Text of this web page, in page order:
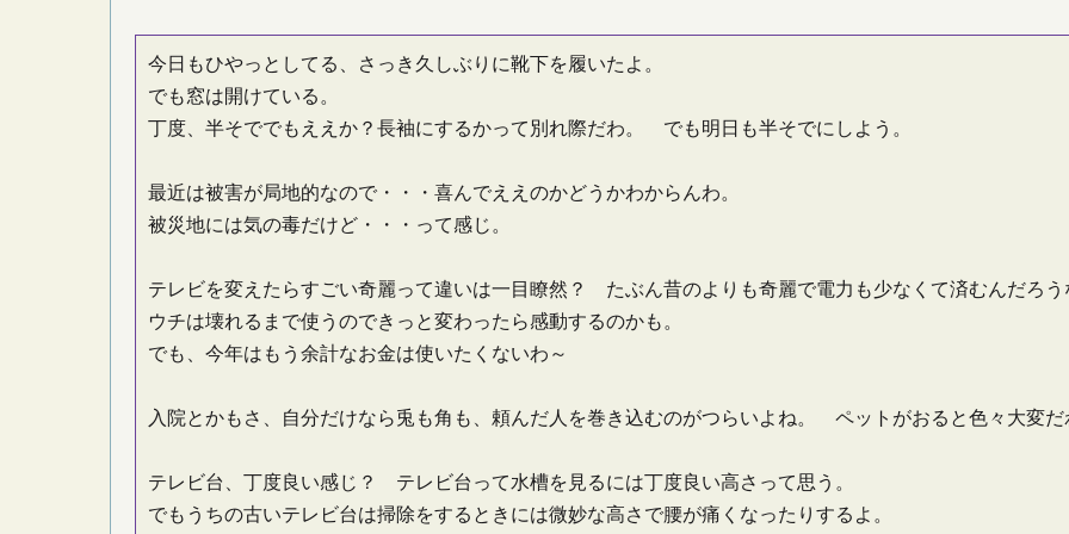
今日もひやっとしてる、さっき久しぶりに靴下を履いたよ。
でも窓は開けている。
丁度、半そででもええか？長袖にするかって別れ際だわ。 でも明日も半そでにしよう。
最近は被害が局地的なので・・・喜んでええのかどうかわからんわ。
被災地には気の毒だけど・・・って感じ。
テレビを変えたらすごい奇麗って違いは一目瞭然？ たぶん昔のよりも奇麗で電力も少なくて済むんだろう
ウチは壊れるまで使うのできっと変わったら感動するのかも。
でも、今年はもう余計なお金は使いたくないわ～
入院とかもさ、自分だけなら兎も角も、頼んだ人を巻き込むのがつらいよね。 ペットがおると色々大変だ
テレビ台、丁度良い感じ？ テレビ台って水槽を見るには丁度良い高さって思う。
でもうちの古いテレビ台は掃除をするときには微妙な高さで腰が痛くなったりするよ。